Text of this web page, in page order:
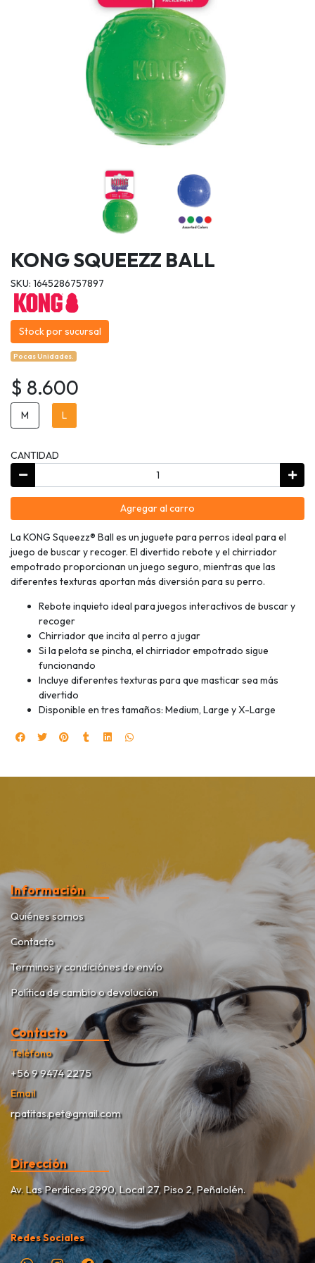
KONG SQUEEZZ BALL
SKU: 1645286757897
Stock por sucursal
Pocas Unidades.
$ 8.600
M L
CANTIDAD
Agregar al carro
La KONG Squeezz® Ball es un juguete para perros ideal para el
juego de buscar y recoger. El divertido rebote y el chirriador
empotrado proporcionan un juego seguro, mientras que las
diferentes texturas aportan más diversión para su perro.
Rebote inquieto ideal para juegos interactivos de buscar y
recoger
Chirriador que incita al perro a jugar
Si la pelota se pincha, el chirriador empotrado sigue
funcionando
Incluye diferentes texturas para que masticar sea más
divertido
Disponible en tres tamaños: Medium, Large y X-Large
Información
Quiénes somos
Contacto
Terminos y condiciónes de envío
Política de cambio o devolución
Contacto
Teléfono
+56 9 9474 2275
Email
rpatitas.pet@gmail.com
Dirección
Av. Las Perdices 2990, Local 27, Piso 2, Peñalolén.
Redes Sociales